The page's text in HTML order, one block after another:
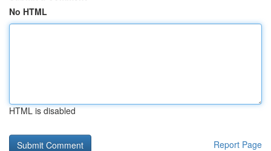
No HTML
HTML is disabled
Report Page